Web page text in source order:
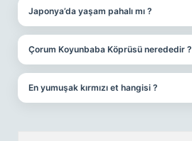
Japonya’da yaşam pahalı mı ?
Çorum Koyunbaba Köprüsü nerededir ?
En yumuşak kırmızı et hangisi ?